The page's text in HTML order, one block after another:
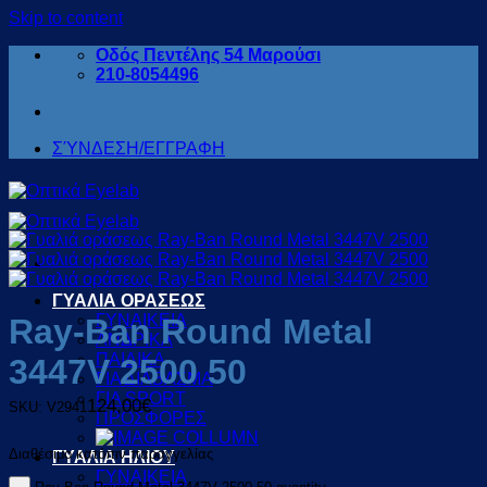
Skip to content
Οδός Πεντέλης 54 Μαρούσι
210-8054496
ΣΎΝΔΕΣΗ/ΕΓΓΡΑΦΗ
ΓΥΑΛΙΑ ΟΡΑΣΕΩΣ
ΓΥΝΑΙΚΕΙΑ
ΑΝΔΡΙΚΑ
ΠΑΙΔΙΚΑ
ΓΙΑ ΔΙΑΒΑΣΜΑ
ΓΙΑ SPORT
ΠΡΟΣΦΟΡΕΣ
ΓΥΑΛΙΑ ΗΛΙΟΥ
ΓΥΝΑΙΚΕΙΑ
Ray-Ban Round Metal
3447V 2500 50
SKU: V2941124,00€
Διαθέσιμο κατόπιν παραγγελίας